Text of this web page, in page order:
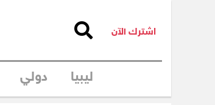
اشترك الآن
ليبيا دولي